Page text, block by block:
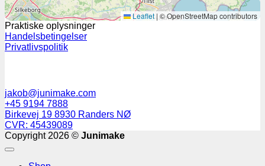
Leaflet | © OpenStreetMap contributors
Praktiske oplysninger
Handelsbetingelser
Privatlivspolitik
jakob@junimake.com
+45 9194 7888
Birkevej 19 8930 Randers NØ
CVR: 45439089
Copyright 2026 © Junimake